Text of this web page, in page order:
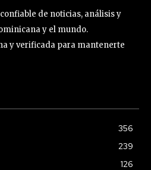
de noticias, análisis y
y el mundo.
y verificada para mantenerte
356
239
126